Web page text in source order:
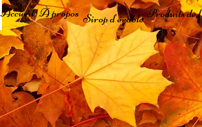
À propos Produits de
Sirop d'érable
Accueil